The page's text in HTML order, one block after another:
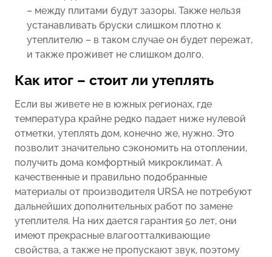
– между плитами будут зазоры. Также нельзя
устанавливать бруски слишком плотно к
утеплителю – в таком случае он будет пережат,
и также проживет не слишком долго.
Как итог – стоит ли утеплять
Если вы живете не в южных регионах, где
температура крайне редко падает ниже нулевой
отметки, утеплять дом, конечно же, нужно. Это
позволит значительно сэкономить на отоплении,
получить дома комфортный микроклимат. А
качественные и правильно подобранные
материалы от производителя URSA не потребуют
дальнейших дополнительных работ по замене
утеплителя. На них дается гарантия 50 лет, они
имеют прекрасные влагоотталкивающие
свойства, а также не пропускают звук, поэтому